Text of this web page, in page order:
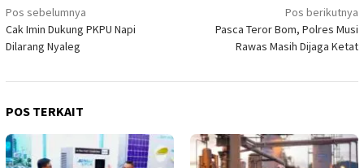
Navigasi
pos
Pos sebelumnya
Cak Imin Dukung PKPU Napi
Dilarang Nyaleg
Pos berikutnya
Pasca Teror Bom, Polres Musi
Rawas Masih Dijaga Ketat
POS TERKAIT